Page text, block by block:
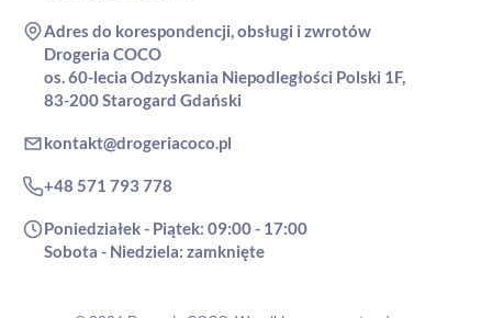
Adres do korespondencji, obsługi i zwrotów
Drogeria COCO
os. 60-lecia Odzyskania Niepodległości Polski 1F,
83-200 Starogard Gdański
kontakt@drogeriacoco.pl
+48 571 793 778
Poniedziałek - Piątek: 09:00 - 17:00
Sobota - Niedziela: zamknięte